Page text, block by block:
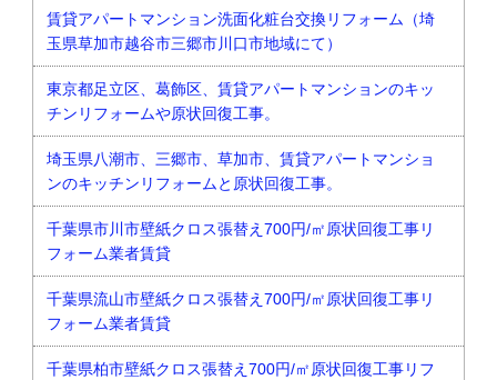
賃貸アパートマンション洗面化粧台交換リフォーム（埼
玉県草加市越谷市三郷市川口市地域にて）
東京都足立区、葛飾区、賃貸アパートマンションのキッ
チンリフォームや原状回復工事。
埼玉県八潮市、三郷市、草加市、賃貸アパートマンショ
ンのキッチンリフォームと原状回復工事。
千葉県市川市壁紙クロス張替え700円/㎡原状回復工事リ
フォーム業者賃貸
千葉県流山市壁紙クロス張替え700円/㎡原状回復工事リ
フォーム業者賃貸
千葉県柏市壁紙クロス張替え700円/㎡原状回復工事リフ